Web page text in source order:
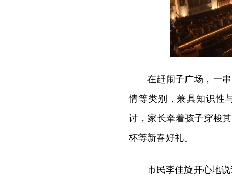
在赶闹子广场，一
情等类别，兼具知识性
讨，家长牵着孩子穿梭
杯等新春好礼。
市民李佳旋开心地